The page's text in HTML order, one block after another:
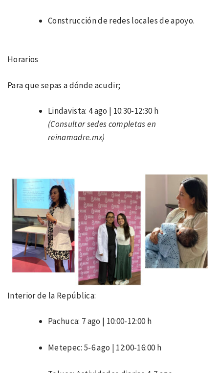
Construcción de redes locales de apoyo.
Horarios
Para que sepas a dónde acudir;
Lindavista: 4 ago | 10:30-12:30 h
(Consultar sedes completas en
reinamadre.mx)
Interior de la República:
Pachuca: 7 ago | 10:00-12:00 h
Metepec: 5-6 ago | 12:00-16:00 h